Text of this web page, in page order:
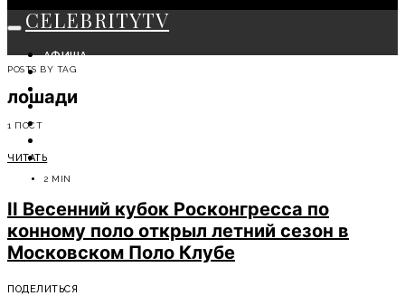
CELEBRITYTV
АФИША
СОБЫТИЯ
КРАСОТА
МОДА
СОВЕТЫ ЭКСПЕРТОВ
POSTS BY TAG
лошади
1 ПОСТ
ЧИТАТЬ
2 MIN
II Весенний кубок Росконгресса по
конному поло открыл летний сезон в
Московском Поло Клубе
ПОДЕЛИТЬСЯ